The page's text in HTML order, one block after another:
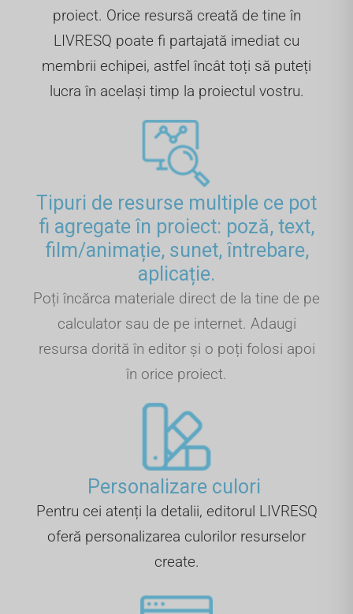
proiect. Orice resursă creată de tine în
LIVRESQ poate fi partajată imediat cu
membrii echipei, astfel încât toți să puteți
lucra în același timp la proiectul vostru.
Tipuri de resurse multiple ce pot
fi agregate în proiect: poză, text,
film/animație, sunet, întrebare,
aplicație.
Poți încărca materiale direct de la tine de pe
calculator sau de pe internet. Adaugi
resursa dorită în editor și o poți folosi apoi
în orice proiect.
Personalizare culori ​
Pentru cei atenți la detalii, editorul LIVRESQ
oferă personalizarea culorilor resurselor
create.